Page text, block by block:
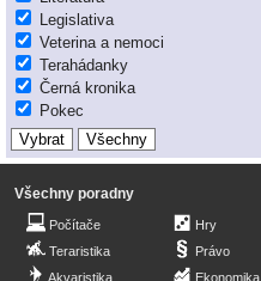
Legislativa
Veterina a nemoci
Terahádanky
Černá kronika
Pokec
Všechny poradny
Počítače
Teraristika
Akvaristika
Hry
Právo
Ekonomika